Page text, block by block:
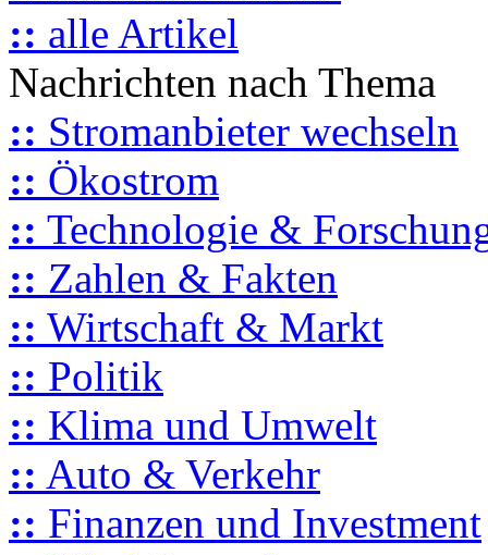
:: alle Artikel
Nachrichten nach Thema
:: Stromanbieter wechseln
:: Ökostrom
:: Technologie &
:: Zahlen & Fakten
:: Wirtschaft & Markt
:: Politik
:: Klima und Umwelt
:: Auto & Verkehr
:: Finanzen und Investment